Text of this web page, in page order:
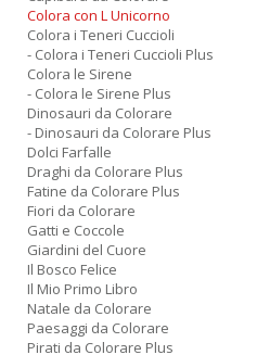
Colora con L Unicorno
Colora i Teneri Cuccioli
- Colora i Teneri Cuccioli Plus
Colora le Sirene
- Colora le Sirene Plus
Dinosauri da Colorare
- Dinosauri da Colorare Plus
Dolci Farfalle
Draghi da Colorare Plus
Fatine da Colorare Plus
Fiori da Colorare
Gatti e Coccole
Giardini del Cuore
Il Bosco Felice
Il Mio Primo Libro
Natale da Colorare
Paesaggi da Colorare
Pirati da Colorare Plus